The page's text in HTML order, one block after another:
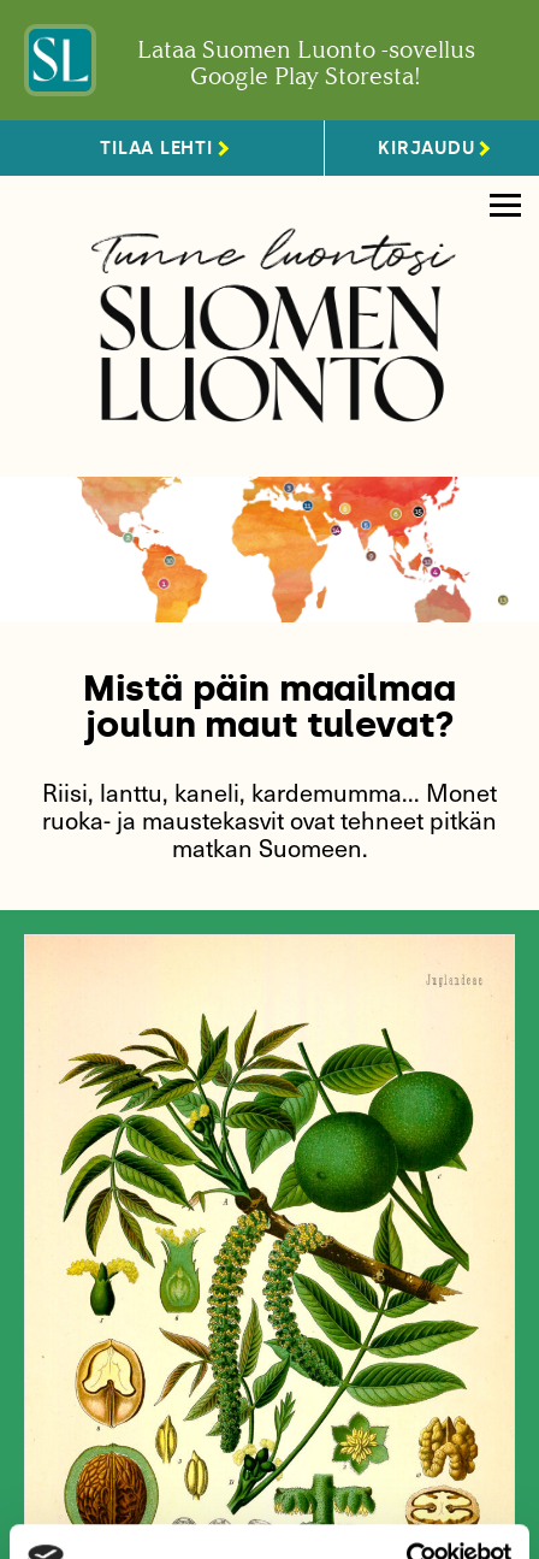
Lataa Suomen Luonto -sovellus
Google Play Storesta!
TILAA LEHTI KIRJAUDU
Mistä päin maailmaa
joulun maut tulevat?
Riisi, lanttu, kaneli, kardemumma... Monet
ruoka- ja maustekasvit ovat tehneet pitkän
matkan Suomeen.